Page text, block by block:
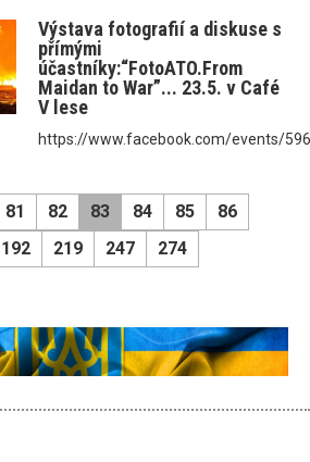
Výstava fotografií a diskuse s
přímými
účastníky:“FotoATO.From
Maidan to War”... 23.5. v Café
V lese
https://www.facebook.com/events/
81 82 83 84 85
86
192 219 247 274